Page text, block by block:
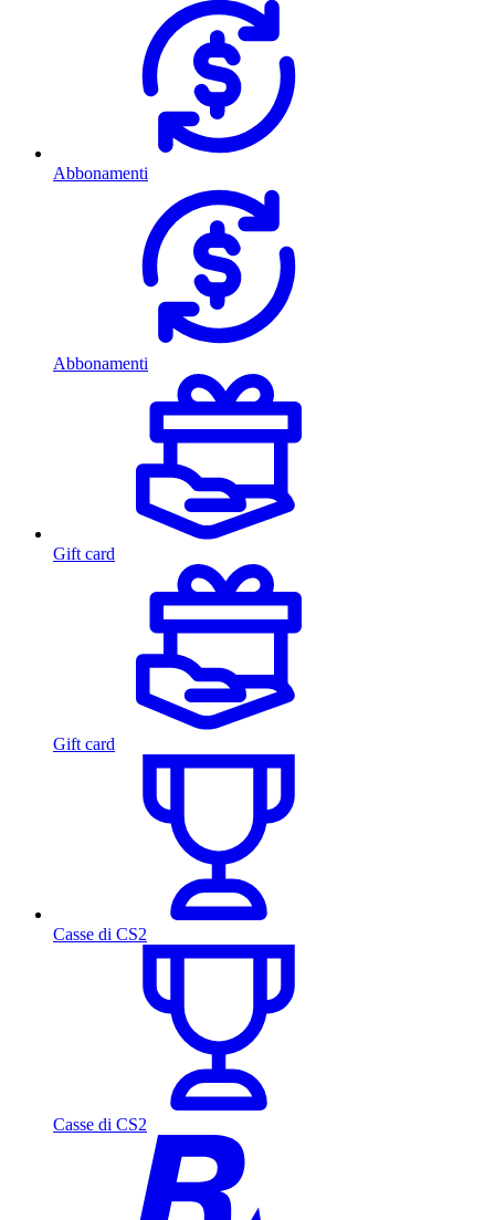
Abbonamenti
Abbonamenti
Gift card
Gift card
Casse di CS2
Casse di CS2